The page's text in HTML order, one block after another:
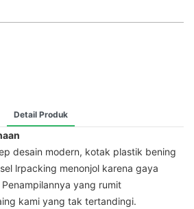
Detail Produk
desain modern, kotak plastik bening
lrpacking menonjol karena gaya
yang rumit
kami yang tak tertandingi.